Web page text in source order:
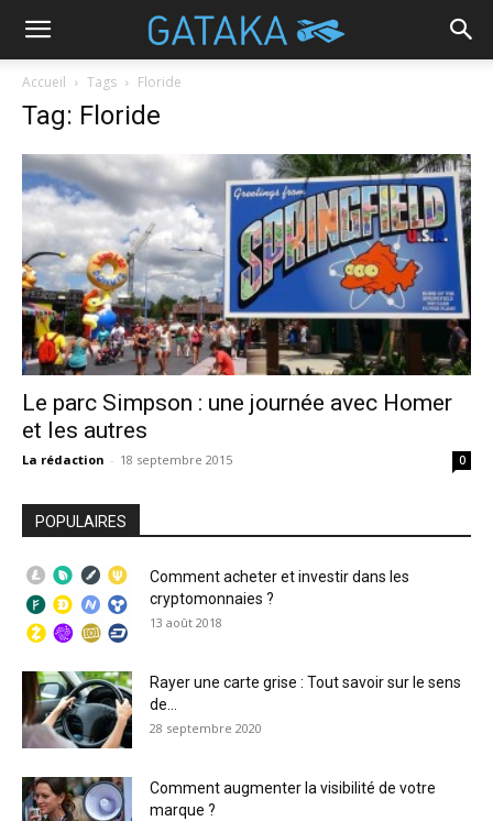
Accueil Tags Floride
Tag: Floride
Le parc Simpson : une journée avec Homer
et les autres
La rédaction - 18 septembre 2015 0
POPULAIRES
Comment acheter et investir dans les
cryptomonnaies ?
13 août 2018
Rayer une carte grise : Tout savoir sur le sens
de...
28 septembre 2020
Comment augmenter la visibilité de votre
marque ?